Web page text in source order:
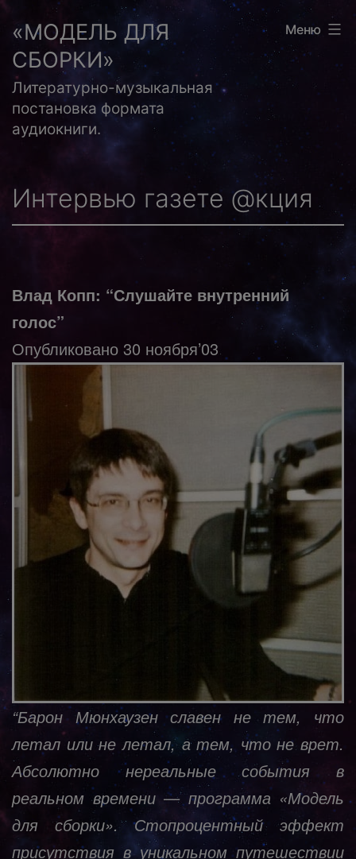
Перейти
содержимому
«МОДЕЛЬ ДЛЯ
СБОРКИ»
Литературно-музыкальная
постановка формата
аудиокниги.
Меню
Интервью газете @кция
Влад Копп: “Слушайте внутренний
голос”
Опубликовано 30 ноября’03
“Барон Мюнхаузен славен не тем, что
летал или не летал, а тем, что не врет.
Абсолютно нереальные события в
реальном времени — программа «Модель
для сборки». Стопроцентный эффект
присутствия в уникальном путешествии